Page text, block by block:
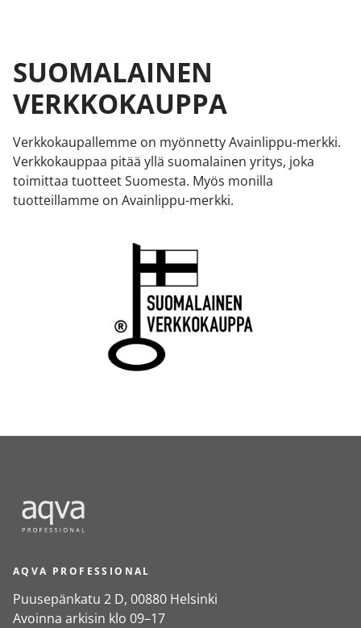
SUOMALAINEN
VERKKOKAUPPA
Verkkokaupallemme on myönnetty Avainlippu-merkki.
Verkkokauppaa pitää yllä suomalainen yritys, joka
toimittaa tuotteet Suomesta. Myös monilla
tuotteillamme on Avainlippu-merkki.
AQVA PROFESSIONAL
Puusepänkatu 2 D, 00880 Helsinki
Avoinna arkisin klo 09–17